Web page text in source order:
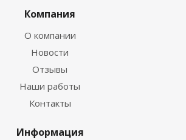
Компания
О компании
Новости
Отзывы
Наши работы
Контакты
Информация